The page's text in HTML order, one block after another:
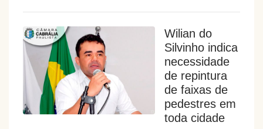
Wilian do
Silvinho indica
necessidade
de repintura
de faixas de
pedestres em
toda cidade